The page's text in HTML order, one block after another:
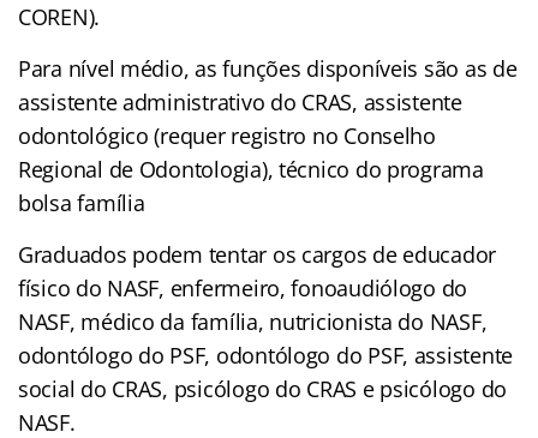
COREN).
Para nível médio, as funções disponíveis são as de
assistente administrativo do CRAS, assistente
odontológico (requer registro no Conselho
Regional de Odontologia), técnico do programa
bolsa família
Graduados podem tentar os cargos de educador
físico do NASF, enfermeiro, fonoaudiólogo do
NASF, médico da família, nutricionista do NASF,
odontólogo do PSF, odontólogo do PSF, assistente
social do CRAS, psicólogo do CRAS e psicólogo do
NASF.